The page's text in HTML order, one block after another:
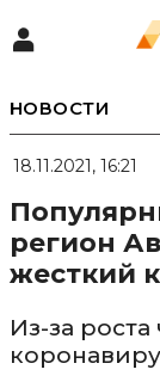
НОВОСТИ
18.11.2021, 16:21
регион
жесткий
Из-за